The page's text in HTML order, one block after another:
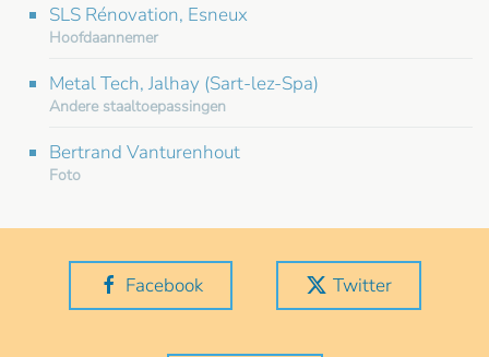
SLS Rénovation, Esneux
Hoofdaannemer
Metal Tech, Jalhay (Sart-lez-Spa)
Andere staaltoepassingen
Bertrand Vanturenhout
Foto
Facebook Twitter